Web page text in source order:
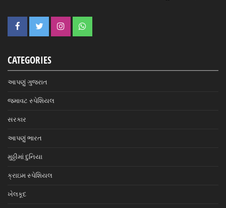
CATEGORIES
આપણું ગુજરાત
જમાવટ સ્પેશિયલ
સરકાર
આપણું ભારત
મુઠ્ઠીમાં દુનિયા
ક્રાઇમ સ્પેશિયલ
ખેલકૂદ